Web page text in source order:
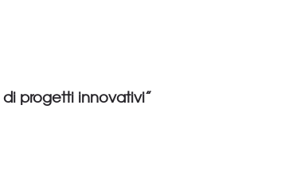
progetti innovativi”